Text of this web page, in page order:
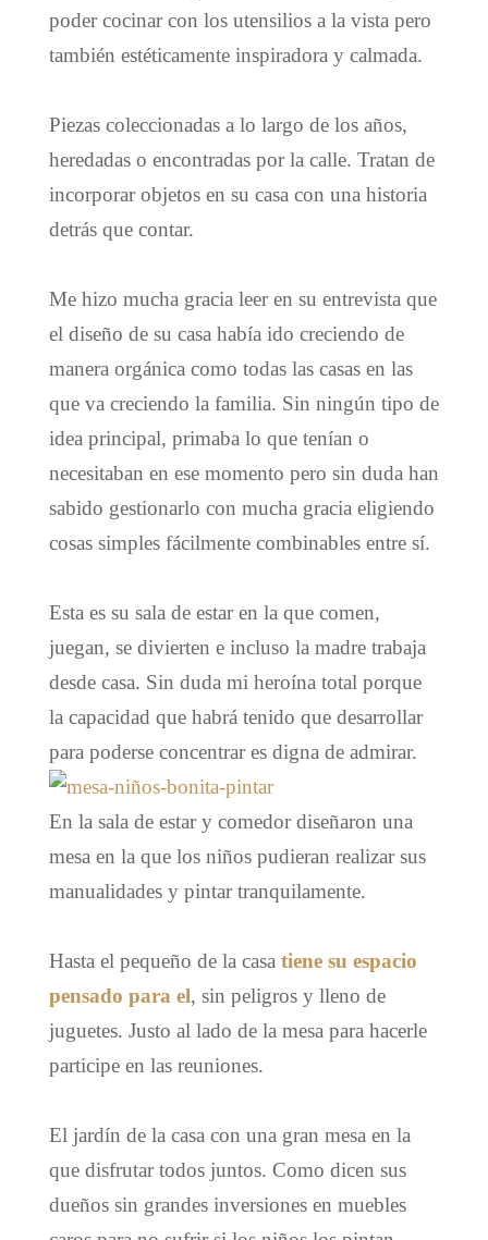
poder cocinar con los utensilios a la vista pero
también estéticamente inspiradora y calmada.
Piezas coleccionadas a lo largo de los años,
heredadas o encontradas por la calle. Tratan de
incorporar objetos en su casa con una historia
detrás que contar.
Me hizo mucha gracia leer en su entrevista que
el diseño de su casa había ido creciendo de
manera orgánica como todas las casas en las
que va creciendo la familia. Sin ningún tipo de
idea principal, primaba lo que tenían o
necesitaban en ese momento pero sin duda han
sabido gestionarlo con mucha gracia eligiendo
cosas simples fácilmente combinables entre sí.
Esta es su sala de estar en la que comen,
juegan, se divierten e incluso la madre trabaja
desde casa. Sin duda mi heroína total porque
la capacidad que habrá tenido que desarrollar
para poderse concentrar es digna de admirar.
En la sala de estar y comedor diseñaron una
mesa en la que los niños pudieran realizar sus
manualidades y pintar tranquilamente.
Hasta el pequeño de la casa tiene su espacio
pensado para el, sin peligros y lleno de
juguetes. Justo al lado de la mesa para hacerle
participe en las reuniones.
El jardín de la casa con una gran mesa en la
que disfrutar todos juntos. Como dicen sus
dueños sin grandes inversiones en muebles